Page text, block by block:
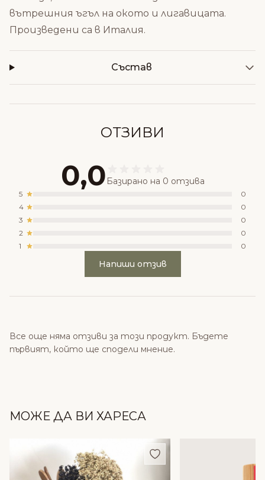
вътрешния ъгъл на окото и лигавицата.
Произведени са в Италия.
Състав
ОТЗИВИ
0,0 Базирано на 0 отзива
5
0
4
0
3
0
2
0
1
0
Напиши отзив
Все още няма отзиви за този продукт. Бъдете
първият, който ще сподели мнение.
МОЖЕ ДА ВИ ХАРЕСА
Добави в любими